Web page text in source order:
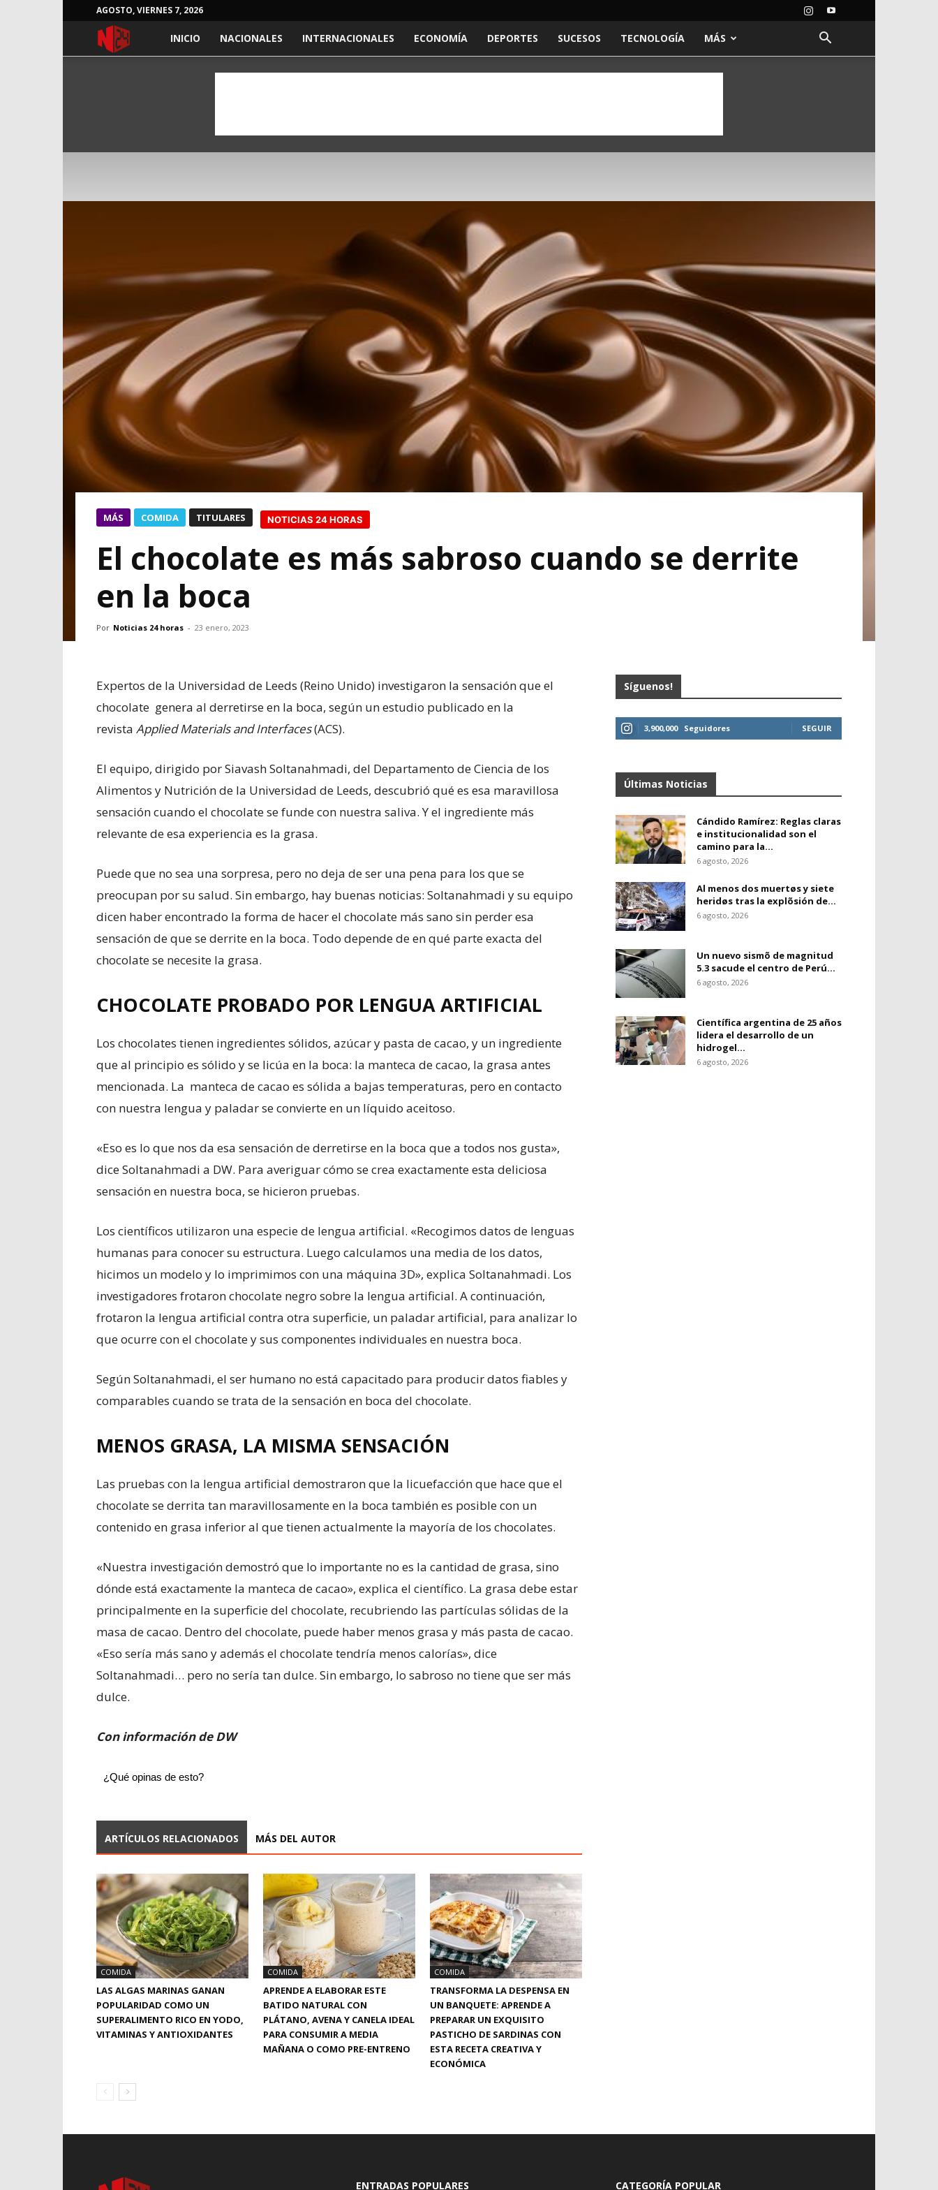
AGOSTO, VIERNES 7, 2026
NOTICIASINICIO NACIONALES INTERNACIONALES ECONOMÍA DEPORTES SUCESOS TECNOLOGÍA MÁS
MÁS COMIDA TITULARES NOTICIAS 24 HORAS
El chocolate es más sabroso cuando se derrite
en la boca
Por Noticias 24 horas - 23 enero, 2023
Expertos de la Universidad de Leeds (Reino Unido) investigaron la sensación que el
chocolate genera al derretirse en la boca, según un estudio publicado en la
revista Applied Materials and Interfaces(ACS).
El equipo, dirigido por Siavash Soltanahmadi, del Departamento de Ciencia de los
Alimentos y Nutrición de la Universidad de Leeds, descubrió qué es esa maravillosa
sensación cuando el chocolate se funde con nuestra saliva. Y el ingrediente más
relevante de esa experiencia es la grasa.
Puede que no sea una sorpresa, pero no deja de ser una pena para los que se
preocupan por su salud. Sin embargo, hay buenas noticias: Soltanahmadi y su equipo
dicen haber encontrado la forma de hacer el chocolate más sano sin perder esa
sensación de que se derrite en la boca. Todo depende de en qué parte exacta del
chocolate se necesite la grasa.
CHOCOLATE PROBADO POR LENGUA ARTIFICIAL
Los chocolates tienen ingredientes sólidos, azúcar y pasta de cacao, y un ingrediente
que al principio es sólido y se licúa en la boca: la manteca de cacao, la grasa antes
mencionada. La manteca de cacao es sólida a bajas temperaturas, pero en contacto
con nuestra lengua y paladar se convierte en un líquido aceitoso.
«Eso es lo que nos da esa sensación de derretirse en la boca que a todos nos gusta»,
dice Soltanahmadi a DW. Para averiguar cómo se crea exactamente esta deliciosa
sensación en nuestra boca, se hicieron pruebas.
Los científicos utilizaron una especie de lengua artificial. «Recogimos datos de lenguas
humanas para conocer su estructura. Luego calculamos una media de los datos,
hicimos un modelo y lo imprimimos con una máquina 3D», explica Soltanahmadi. Los
investigadores frotaron chocolate negro sobre la lengua artificial. A continuación,
frotaron la lengua artificial contra otra superficie, un paladar artificial, para analizar lo
que ocurre con el chocolate y sus componentes individuales en nuestra boca.
Según Soltanahmadi, el ser humano no está capacitado para producir datos fiables y
comparables cuando se trata de la sensación en boca del chocolate.
MENOS GRASA, LA MISMA SENSACIÓN
Las pruebas con la lengua artificial demostraron que la licuefacción que hace que el
chocolate se derrita tan maravillosamente en la boca también es posible con un
contenido en grasa inferior al que tienen actualmente la mayoría de los chocolates.
«Nuestra investigación demostró que lo importante no es la cantidad de grasa, sino
dónde está exactamente la manteca de cacao», explica el científico. La grasa debe estar
principalmente en la superficie del chocolate, recubriendo las partículas sólidas de la
masa de cacao. Dentro del chocolate, puede haber menos grasa y más pasta de cacao.
«Eso sería más sano y además el chocolate tendría menos calorías», dice
Soltanahmadi… pero no sería tan dulce. Sin embargo, lo sabroso no tiene que ser más
dulce.
Con información de DW
¿Qué opinas de esto?
ARTÍCULOS RELACIONADOS MÁS DEL AUTOR
COMIDA
LAS ALGAS MARINAS GANAN
POPULARIDAD COMO UN
SUPERALIMENTO RICO EN YODO,
VITAMINAS Y ANTIOXIDANTES
COMIDA
APRENDE A ELABORAR ESTE
BATIDO NATURAL CON
PLÁTANO, AVENA Y CANELA IDEAL
PARA CONSUMIR A MEDIA
MAÑANA O COMO PRE-ENTRENO
COMIDA
TRANSFORMA LA DESPENSA EN
UN BANQUETE: APRENDE A
PREPARAR UN EXQUISITO
PASTICHO DE SARDINAS CON
ESTA RECETA CREATIVA Y
ECONÓMICA
Síguenos!
3,900,000 Seguidores SEGUIR
Últimas Noticias
Cándido Ramírez: Reglas claras
e institucionalidad son el
camino para la...
6 agosto, 2026
Al menos dos muertøs y siete
heridøs tras la explõsión de...
6 agosto, 2026
Un nuevo sismõ de magnitud
5.3 sacude el centro de Perú...
6 agosto, 2026
Científica argentina de 25 años
lidera el desarrollo de un
hidrogel...
6 agosto, 2026
ENTRADAS POPULARES CATEGORÍA POPULAR